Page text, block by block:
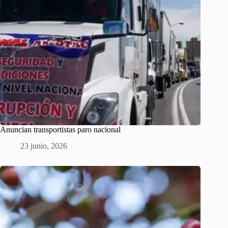
Anuncian transportistas paro nacional
23 junio, 2026